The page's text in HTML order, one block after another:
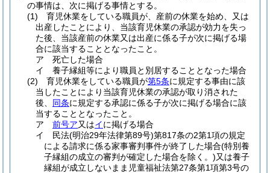
の事情は、次に掲げる事情とする。
(1)
育児休業をしている職員が、産前の休業を始め、又は
出産したことにより、当該育児休業の承認が効力を失っ
た後、当該産前の休業又は出産に係る子が次に掲げる場
合に該当することとなったこと。
ア
死亡した場合
イ
養子縁組等により職員と別居することとなった場合
(2)
育児休業をしている職員が第5条に規定する事由に該
当したことにより当該育児休業の承認が取り消された
後、 同条に規定する承認に係る子が次に掲げる場合に該
当することとなったこと。
ア
前号ア又はイに掲げる場合
イ
民法(明治29年法律第89号)第817条の2第1項の規定
による請求に係る家事審判事件が終了した場合(特別養
子縁組の成立の審判が確定した場合を除く。)又は養子
縁組が成立しないまま児童福祉法第27条第1項第3号の